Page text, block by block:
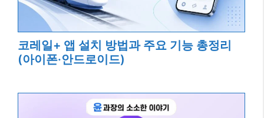
코레일+ 앱 설치 방법과 주요 기능 총정리
(아이폰·안드로이드)